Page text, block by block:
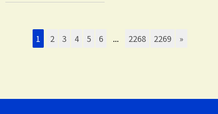
1 2 3 4 5 6 ... 2268 2269 »